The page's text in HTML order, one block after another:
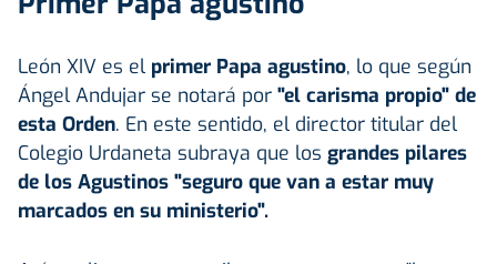
León XIV es el primer Papa agustino, lo que según
Ángel Andujar se notará por "el carisma propio" de
esta Orden. En este sentido, el director titular del
Colegio Urdaneta subraya que los grandes pilares
de los Agustinos "seguro que van a estar muy
marcados en su ministerio".